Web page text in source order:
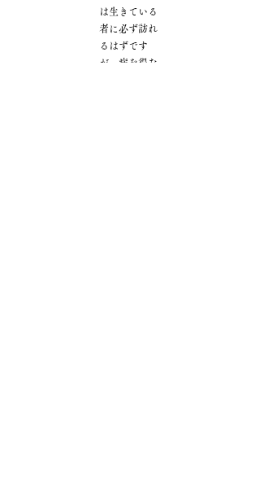
は生きている
者に必ず訪れ
るはずです
が、病を得た